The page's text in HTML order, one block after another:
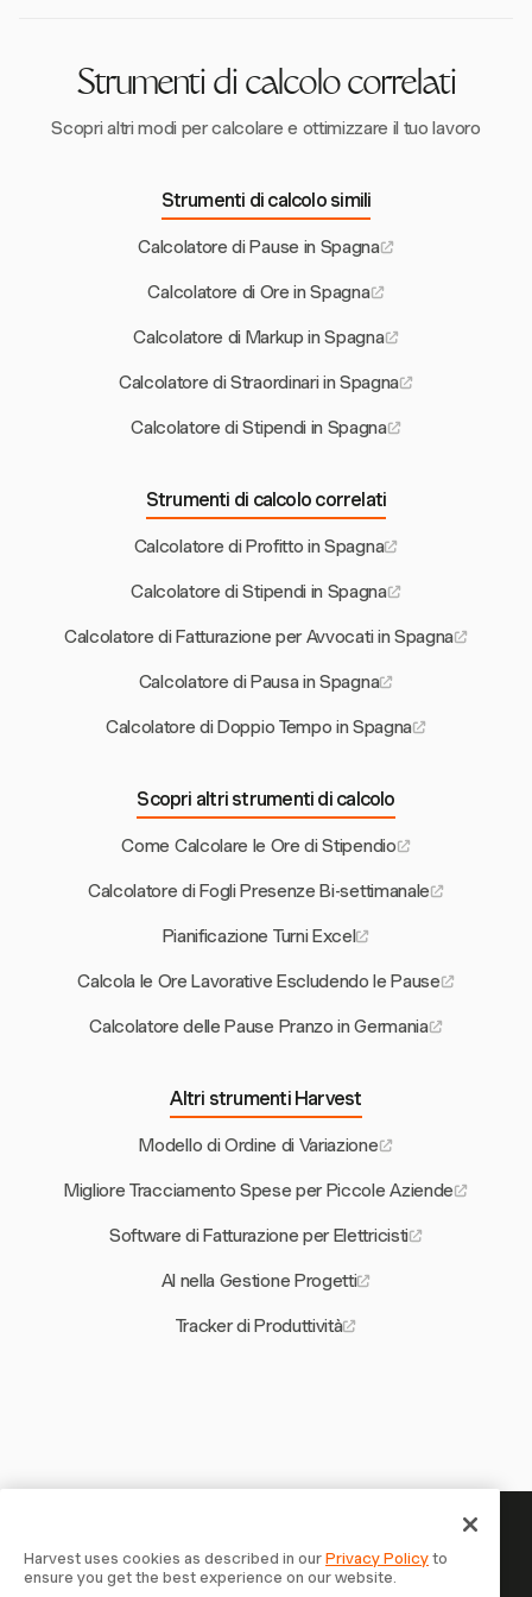
Strumenti di calcolo correlati
Scopri altri modi per calcolare e ottimizzare il tuo lavoro
Strumenti di calcolo simili
Calcolatore di Pause in Spagna
Calcolatore di Ore in Spagna
Calcolatore di Markup in Spagna
Calcolatore di Straordinari in Spagna
Calcolatore di Stipendi in Spagna
Strumenti di calcolo correlati
Calcolatore di Profitto in Spagna
Calcolatore di Stipendi in Spagna
Calcolatore di Fatturazione per Avvocati in Spagna
Calcolatore di Pausa in Spagna
Calcolatore di Doppio Tempo in Spagna
Scopri altri strumenti di calcolo
Come Calcolare le Ore di Stipendio
Calcolatore di Fogli Presenze Bi-settimanale
Pianificazione Turni Excel
Calcola le Ore Lavorative Escludendo le Pause
Calcolatore delle Pause Pranzo in Germania
Altri strumenti Harvest
Modello di Ordine di Variazione
Migliore Tracciamento Spese per Piccole Aziende
Software di Fatturazione per Elettricisti
AI nella Gestione Progetti
Tracker di Produttività
Il tuo tempo merita di essere
tracciato — inizia ora
Harvest uses cookies as described in ourPrivacy Policyto
ensure you get the best experience on our website.